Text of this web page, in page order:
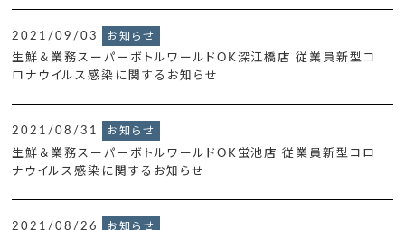
2021/09/03 お知らせ
生鮮＆業務スーパーボトルワールドOK深江橋店 従業員新型コ
ロナウイルス感染に関するお知らせ
2021/08/31 お知らせ
生鮮＆業務スーパーボトルワールドOK蛍池店 従業員新型コロ
ナウイルス感染に関するお知らせ
2021/08/26 お知らせ